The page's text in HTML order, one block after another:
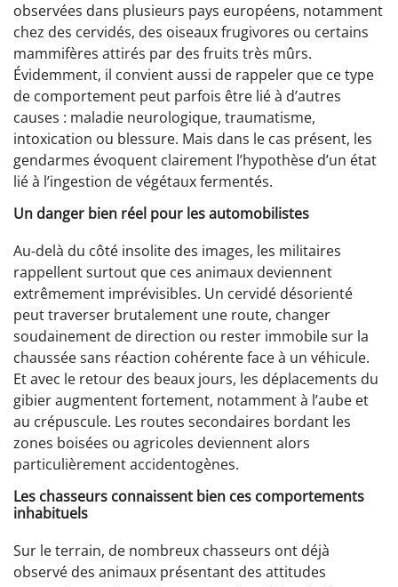
observées dans plusieurs pays européens, notamment
chez des cervidés, des oiseaux frugivores ou certains
mammifères attirés par des fruits très mûrs.
Évidemment, il convient aussi de rappeler que ce type
de comportement peut parfois être lié à d’autres
causes : maladie neurologique, traumatisme,
intoxication ou blessure. Mais dans le cas présent, les
gendarmes évoquent clairement l’hypothèse d’un état
lié à l’ingestion de végétaux fermentés.
Un danger bien réel pour les automobilistes
Au-delà du côté insolite des images, les militaires
rappellent surtout que ces animaux deviennent
extrêmement imprévisibles. Un cervidé désorienté
peut traverser brutalement une route, changer
soudainement de direction ou rester immobile sur la
chaussée sans réaction cohérente face à un véhicule.
Et avec le retour des beaux jours, les déplacements du
gibier augmentent fortement, notamment à l’aube et
au crépuscule. Les routes secondaires bordant les
zones boisées ou agricoles deviennent alors
particulièrement accidentogènes.
Les chasseurs connaissent bien ces comportements
inhabituels
Sur le terrain, de nombreux chasseurs ont déjà
observé des animaux présentant des attitudes